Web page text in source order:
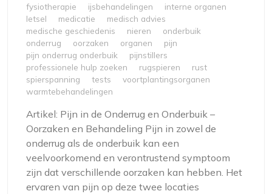
fysiotherapie
ijsbehandelingen
interne organen
letsel
medicatie
medisch advies
medische geschiedenis
nieren
onderbuik
onderrug
oorzaken organen
pijn
pijn onderrug onderbuik
pijnstillers
professionele hulp zoeken
rugspieren
rust
spierspanning
tests
voortplantingsorganen
warmtebehandelingen
Artikel: Pijn in de Onderrug en Onderbuik –
Oorzaken en Behandeling Pijn in zowel de
onderrug als de onderbuik kan een
veelvoorkomend en verontrustend symptoom
zijn dat verschillende oorzaken kan hebben. Het
ervaren van pijn op deze twee locaties